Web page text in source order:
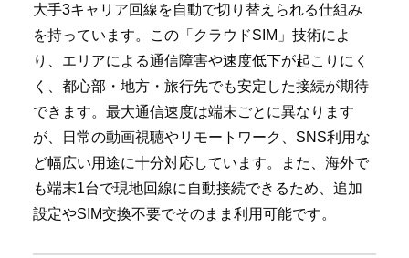
大手3キャリア回線を自動で切り替えられる仕組み
を持っています。この「クラウドSIM」技術によ
り、エリアによる通信障害や速度低下が起こりにく
く、都心部・地方・旅行先でも安定した接続が期待
できます。最大通信速度は端末ごとに異なります
が、日常の動画視聴やリモートワーク、SNS利用な
ど幅広い用途に十分対応しています。また、海外で
も端末1台で現地回線に自動接続できるため、追加
設定やSIM交換不要でそのまま利用可能です。